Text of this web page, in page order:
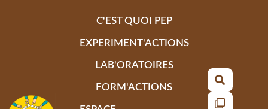
C'EST QUOI PEP
EXPERIMENT'ACTIONS
LAB'ORATOIRES
FORM'ACTIONS